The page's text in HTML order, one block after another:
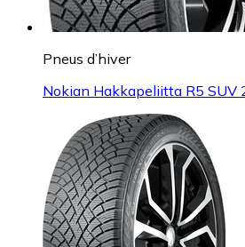
Pneus d’hiver
Nokian Hakkapeliitta R5 SUV